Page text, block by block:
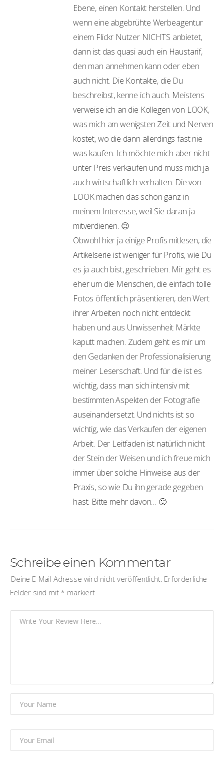
Ebene, einen Kontakt herstellen. Und
wenn eine abgebrühte Werbeagentur
einem Flickr Nutzer NICHTS anbietet,
dann ist das quasi auch ein Haustarif,
den man annehmen kann oder eben
auch nicht. Die Kontakte, die Du
beschreibst, kenne ich auch. Meistens
verweise ich an die Kollegen von LOOK,
was mich am wenigsten Zeit und Nerven
kostet, wo die dann allerdings fast nie
was kaufen. Ich möchte mich aber nicht
unter Preis verkaufen und muss mich ja
auch wirtschaftlich verhalten. Die von
LOOK machen das schon ganz in
meinem Interesse, weil Sie daran ja
mitverdienen. 😉
Obwohl hier ja einige Profis mitlesen, die
Artikelserie ist weniger für Profis, wie Du
es ja auch bist, geschrieben. Mir geht es
eher um die Menschen, die einfach tolle
Fotos öffentlich präsentieren, den Wert
ihrer Arbeiten noch nicht entdeckt
haben und aus Unwissenheit Märkte
kaputt machen. Zudem geht es mir um
den Gedanken der Professionalisierung
meiner Leserschaft. Und für die ist es
wichtig, dass man sich intensiv mit
bestimmten Aspekten der Fotografie
auseinandersetzt. Und nichts ist so
wichtig, wie das Verkaufen der eigenen
Arbeit. Der Leitfaden ist natürlich nicht
der Stein der Weisen und ich freue mich
immer über solche Hinweise aus der
Praxis, so wie Du ihn gerade gegeben
hast. Bitte mehr davon… 🙂
Schreibe einen Kommentar
Deine E-Mail-Adresse wird nicht veröffentlicht. Erforderliche
Felder sind mit * markiert